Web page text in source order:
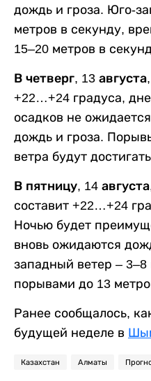
дождь и гроза. Юго-
метров в секунду,
15–20 метров в
В четверг, 13 августа,
+22…+24 градуса,
осадков не
дождь и гроза.
ветра будут
В пятницу, 14
составит +22…+24
Ночью будет
вновь ожидаются
западный ветер –
порывами до 13
Ранее сообщалось,
будущей неделе в
Казахстан Алматы